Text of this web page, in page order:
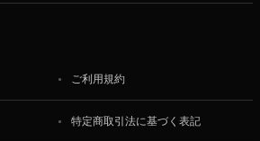
ご利用規約
特定商取引法に基づく表記